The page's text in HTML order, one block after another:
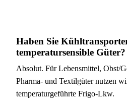
Haben Sie
temperatursensible Güter?
Absolut. Für Lebensmittel, Obst/
Pharma- und Textilgüter nutzen
temperaturgeführte Frigo-Lkw.